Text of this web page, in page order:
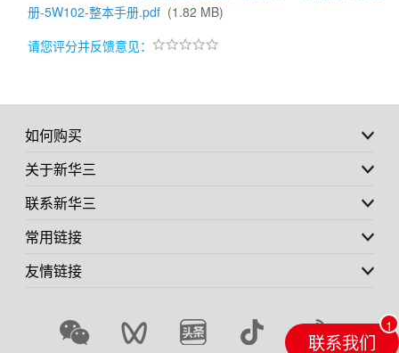
册-5W102-整本手册.pdf (1.82 MB)
请您评分并反馈意见：
如何购买
关于新华三
联系新华三
常用链接
友情链接
联系我们